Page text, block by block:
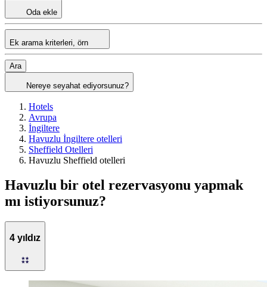
Oda ekle
Ek arama kriterleri, örn
Ara
Nereye seyahat ediyorsunuz?
Hotels
Avrupa
İngiltere
Havuzlu İngiltere otelleri
Sheffield Otelleri
Havuzlu Sheffield otelleri
Havuzlu bir otel rezervasyonu yapmak
mı istiyorsunuz?
4 yıldız